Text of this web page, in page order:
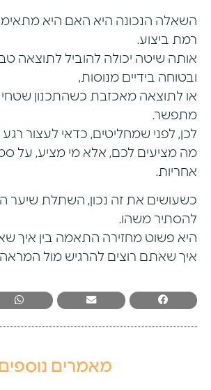
השאלה הנכונה היא האם היא מתאימה
רמת ביצוע.
אותה שיטה יכולה להוביל לתוצאה
ובטוחה בידיים מנוסות,
או לתוצאה מאכזבת כשהתכנון שטחי
מתפשר.
לכן, לפני שמחליטים, כדאי לעצור רגע
מה מציעים לכם, אלא מי מציע, על
אחריות.
כשעושים את זה נכון, השתלת שיער
להסתיר משהו.
היא פשוט מחזירה התאמה בין איך
איך שאתם רוצים להרגיש מול
מאמרים